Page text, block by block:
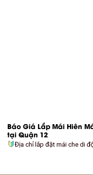
Báo Giá Lắp Mái Hiên
tại Quận 12
Địa chỉ lắp đặt mái che di